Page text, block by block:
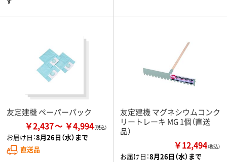
友定建機 ペーパーパック
￥2,437 ￥4,994
お届け日：8月26日（水）まで
直送品
友定建機 マグネシウムコンク
リートレーキ MG 1個（直送
品）
￥12,494（税込）
お届け日：8月26日（水）まで